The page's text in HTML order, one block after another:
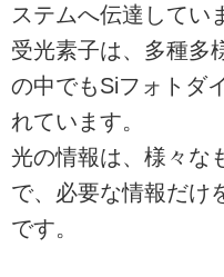
ステムへ伝達してい
受光素子は、多種多
の中でもSiフォトダ
れています。
光の情報は、様々な
で、必要な情報だけ
です。